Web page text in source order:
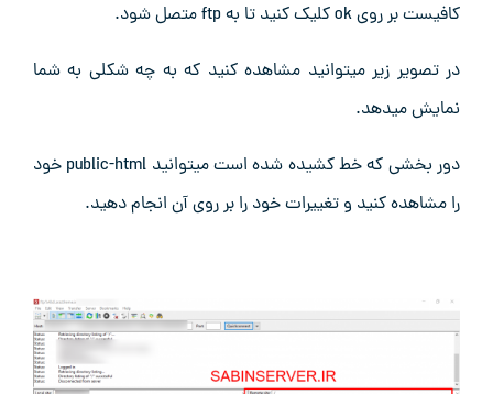
کافیست بر روی ok کلیک کنید تا به ftp متصل شود.
در تصویر زیر میتوانید مشاهده کنید که به چه شکلی به شما
نمایش میدهد.
دور بخشی که خط کشیده شده است میتوانید public-html خود
را مشاهده کنید و تغییرات خود را بر روی آن انجام دهید.